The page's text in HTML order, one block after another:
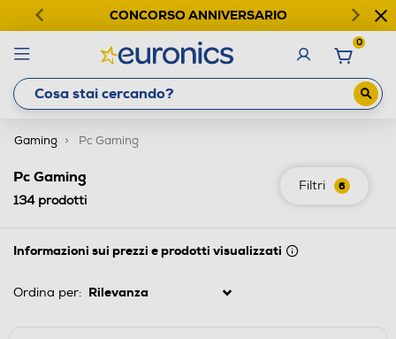
CONCORSO ANNIVERSARIO
0
Gaming Pc Gaming
Filtri 6
Pc Gaming
134prodotti
Informazioni sui prezzi e prodotti visualizzati
Ordina per: